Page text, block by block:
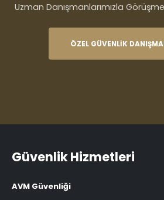
Uzman Danışmanlarımızla
ÖZEL GÜVENLIK
Güvenlik Hizmetleri
AVM Güvenliği